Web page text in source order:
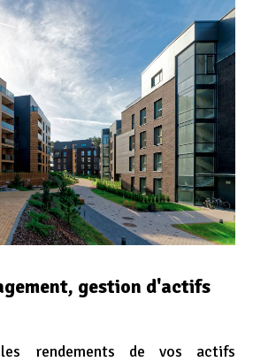
gestion d'actifs
rendements de vos actifs